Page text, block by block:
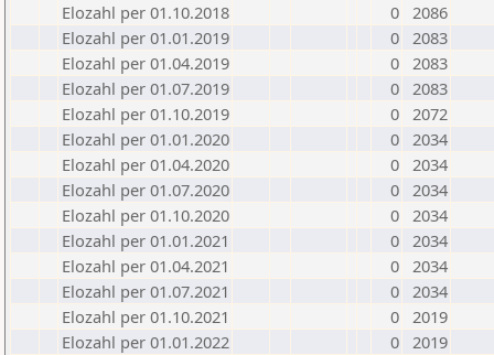
Elozahl per 01.10.2018
0 2086
Elozahl per 01.01.2019
0 2083
Elozahl per 01.04.2019
0 2083
Elozahl per 01.07.2019
0 2083
Elozahl per 01.10.2019
0 2072
Elozahl per 01.01.2020
0 2034
Elozahl per 01.04.2020
0 2034
Elozahl per 01.07.2020
0 2034
Elozahl per 01.10.2020
0 2034
Elozahl per 01.01.2021
0 2034
Elozahl per 01.04.2021
0 2034
Elozahl per 01.07.2021
0 2034
Elozahl per 01.10.2021
0 2019
Elozahl per 01.01.2022
0 2019